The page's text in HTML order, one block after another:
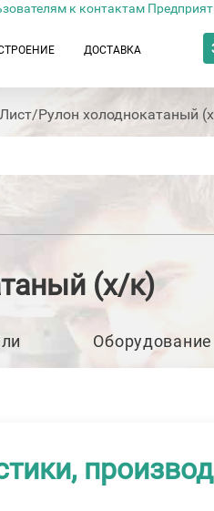
к контактам
ДОСТАВКА
Лист/Рулон холоднокатаный
(х/к)
Оборудование